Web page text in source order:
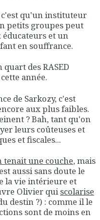
c'est qu'un instituteur
petits groupes peut
et un
en souffrance.
des RASED
année.
de Sarkozy, c'est
aux plus faibles.
? Bah, tant qu'on
leurs coûteuses et
et fiscales...
tenait une couche, mais
aussi sans doute le
la vie intérieure et
Olivier quiscolarise
destin ?) : comme il le
sont de moins en